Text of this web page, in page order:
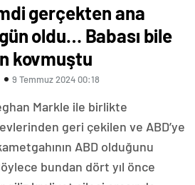
gerçekten ana
oldu… Babası bile
kovmuştu
9 Temmuz 2024 00:18
Markle ile birlikte
geri çekilen ve ABD’ye
ABD olduğunu
bundan dört yıl önce